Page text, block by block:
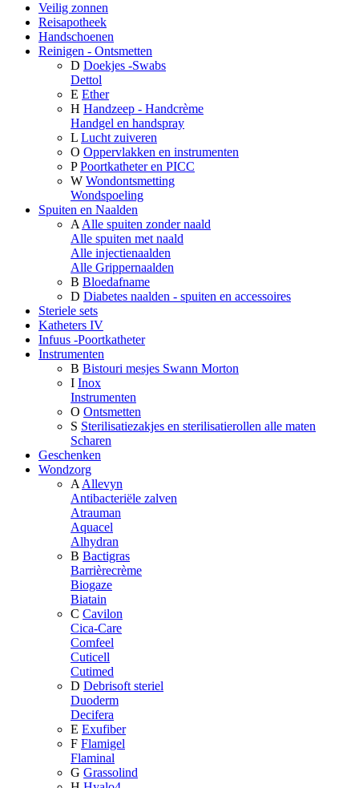
Veilig zonnen
Reisapotheek
Handschoenen
Reinigen - Ontsmetten
D Doekjes -Swabs
Dettol
E Ether
H Handzeep - Handcrème
Handgel en handspray
L Lucht zuiveren
O Oppervlakken en instrumenten
P Poortkatheter en PICC
W Wondontsmetting
Wondspoeling
Spuiten en Naalden
A Alle spuiten zonder naald
Alle spuiten met naald
Alle injectienaalden
Alle Grippernaalden
B Bloedafname
D Diabetes naalden - spuiten en accessoires
Steriele sets
Katheters IV
Infuus -Poortkatheter
Instrumenten
B Bistouri mesjes Swann Morton
I Inox
Instrumenten
O Ontsmetten
S Sterilisatiezakjes en sterilisatierollen alle maten
Scharen
Geschenken
Wondzorg
A Allevyn
Antibacteriële zalven
Atrauman
Aquacel
Alhydran
B Bactigras
Barrièrecrème
Biogaze
Biatain
C Cavilon
Cica-Care
Comfeel
Cuticell
Cutimed
D Debrisoft steriel
Duoderm
Decifera
E Exufiber
F Flamigel
Flaminal
G Grassolind